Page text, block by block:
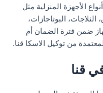
الأجهزة المنزلية مثل
البوتاجازات،
ضمن فترة الضمان أم
من توكيل الاسكا قنا.
قنا